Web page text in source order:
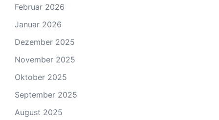
Februar 2026
Januar 2026
Dezember 2025
November 2025
Oktober 2025
September 2025
August 2025